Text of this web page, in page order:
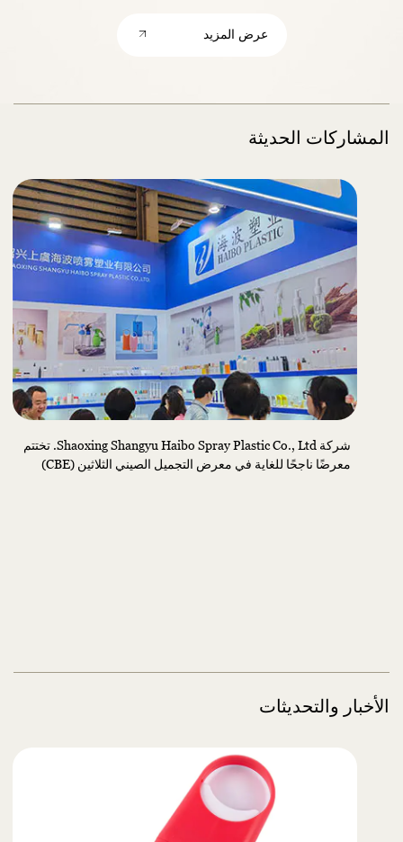
عرض المزيد
المشاركات الحديثة
شركة Shaoxing Shangyu Haibo Spray Plastic Co., Ltd. تختتم
معرضًا ناجحًا للغاية في معرض التجميل الصيني الثلاثين (CBE)
الأخبار والتحديثات